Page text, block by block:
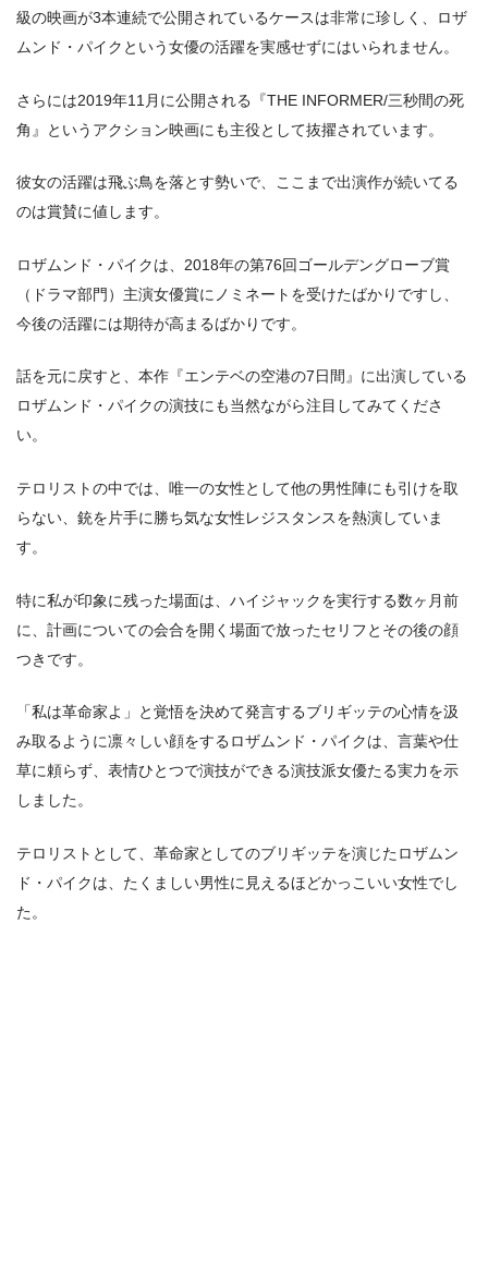
級の映画が3本連続で公開されているケースは非常に珍しく、ロザ
ムンド・パイクという女優の活躍を実感せずにはいられません。
さらには2019年11月に公開される『THE INFORMER/三秒間の死
角』というアクション映画にも主役として抜擢されています。
彼女の活躍は飛ぶ鳥を落とす勢いで、ここまで出演作が続いてる
のは賞賛に値します。
ロザムンド・パイクは、2018年の第76回ゴールデングローブ賞
（ドラマ部門）主演女優賞にノミネートを受けたばかりですし、
今後の活躍には期待が高まるばかりです。
話を元に戻すと、本作『エンテベの空港の7日間』に出演している
ロザムンド・パイクの演技にも当然ながら注目してみてくださ
い。
テロリストの中では、唯一の女性として他の男性陣にも引けを取
らない、銃を片手に勝ち気な女性レジスタンスを熱演していま
す。
特に私が印象に残った場面は、ハイジャックを実行する数ヶ月前
に、計画についての会合を開く場面で放ったセリフとその後の顔
つきです。
「私は革命家よ」と覚悟を決めて発言するブリギッテの心情を汲
み取るように凛々しい顔をするロザムンド・パイクは、言葉や仕
草に頼らず、表情ひとつで演技ができる演技派女優たる実力を示
しました。
テロリストとして、革命家としてのブリギッテを演じたロザムン
ド・パイクは、たくましい男性に見えるほどかっこいい女性でし
た。